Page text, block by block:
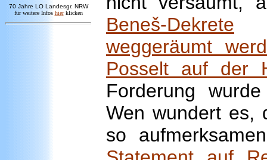
70 Jahre LO Landesgr. NRW
für weitere Infos hier klicken
Beneš-Dekrete
weggeräumt
Posselt auf der
Forderung
Wen wundert es,
so